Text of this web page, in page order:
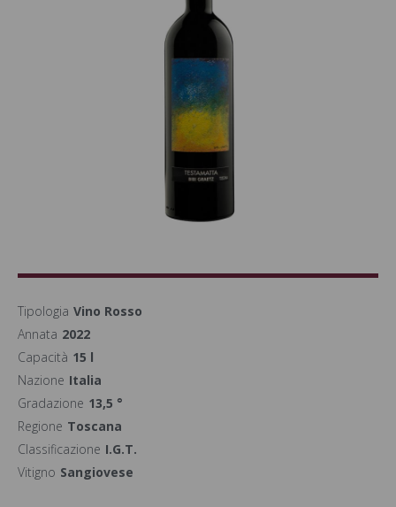
Tipologia Vino Rosso
Annata 2022
Capacità 15 l
Nazione Italia
Gradazione 13,5 °
Regione Toscana
Classificazione I.G.T.
Vitigno Sangiovese